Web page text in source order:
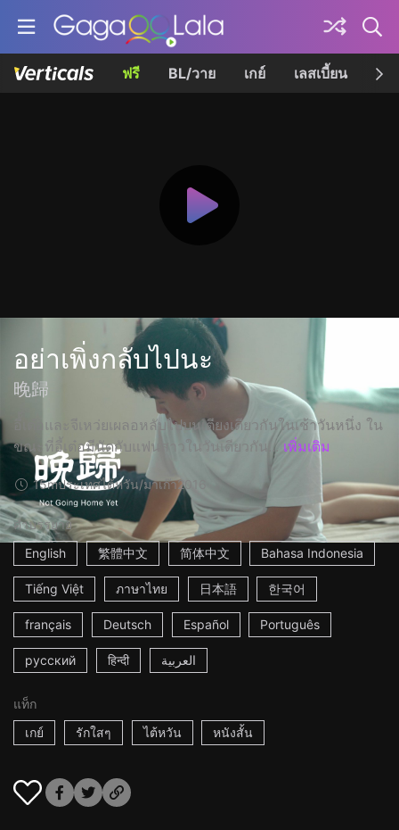
ฟรี BL/วาย เกย์ เลสเบี้ยน เค
อย่าเพิ่งกลับไปนะ
晚歸
อี้้เต๋อและจีเหว่ยเผลอหลับไปบนเตียงเดียวกันในเช้าวันหนึ่ง ใน
ขณะที่อี้เต๋อมีนัดกับแฟนสาวในวันเดียวกัน... เพิ่มเติม
15mประเทศไต้หวัน/มาเก๊า2016
คำบรรยาย
English
繁體中文 简体中文 Bahasa Indonesia
Tiếng Việt ภาษาไทย 日本語 한국어
français Deutsch Español Português
русский हिन्दी العربية
แท็ก
เกย์
รักใสๆ ไต้หวัน หนังสั้น